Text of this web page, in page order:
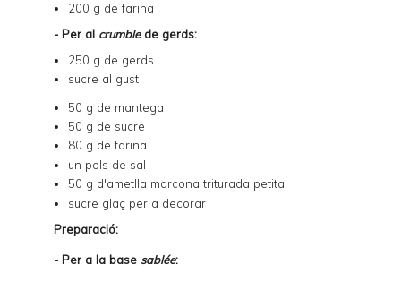
200 g de farina
- Per al crumblede gerds:
250 g de gerds
sucre al gust
50 g de mantega
50 g de sucre
80 g de farina
un pols de sal
50 g d'ametlla marcona triturada petita
sucre glaç per a decorar
Preparació:
- Per a la base sablée: